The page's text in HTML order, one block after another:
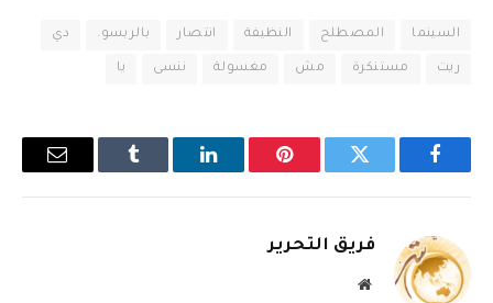
السينما المصطلح النظيفة انتصار بالربسو. دي
ريت مستنكرة مش مغسولة ننسى يا
فيسبوك تويتر بينتيريستلينكدإن Tumblr
البريد
فريق التحرير
موقع